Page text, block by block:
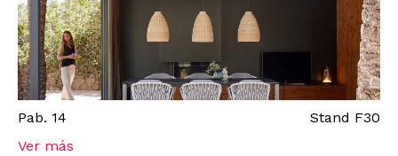
Pab. 14 Stand F30
Ver más